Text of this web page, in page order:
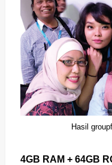
Hasil
4GB RAM + 64GB